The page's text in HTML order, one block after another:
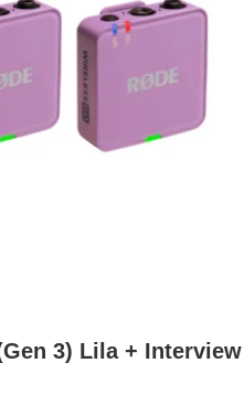
3) Lila + Interview